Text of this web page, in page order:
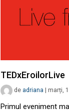
TEDxEroilorLive
de adriana marți,
Primul eveniment